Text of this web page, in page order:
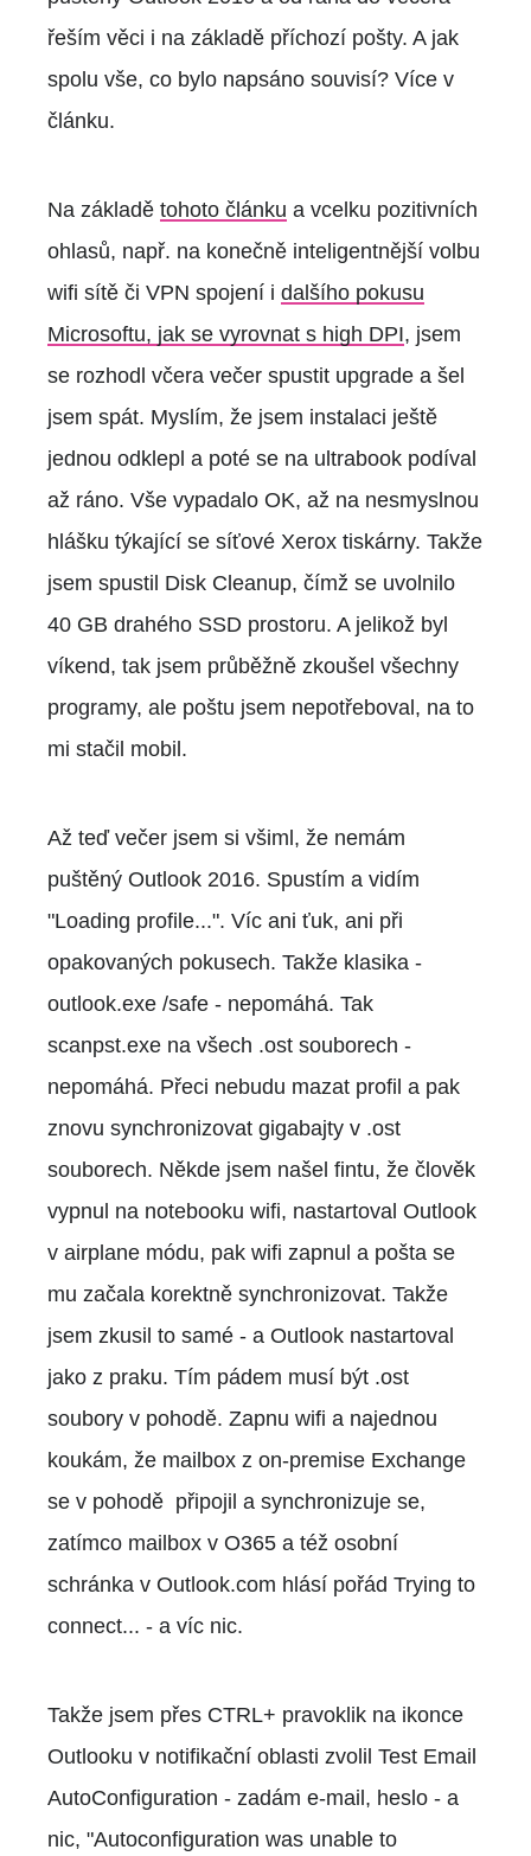
řeším věci i na základě příchozí pošty. A jak
spolu vše, co bylo napsáno souvisí? Více v
článku.
Na základě tohoto článku a vcelku pozitivních
ohlasů, např. na konečně inteligentnější volbu
wifi sítě či VPN spojení i dalšího pokusu
Microsoftu, jak se vyrovnat s high DPI, jsem
se rozhodl včera večer spustit upgrade a šel
jsem spát. Myslím, že jsem instalaci ještě
jednou odklepl a poté se na ultrabook podíval
až ráno. Vše vypadalo OK, až na nesmyslnou
hlášku týkající se síťové Xerox tiskárny. Takže
jsem spustil Disk Cleanup, čímž se uvolnilo
40 GB drahého SSD prostoru. A jelikož byl
víkend, tak jsem průběžně zkoušel všechny
programy, ale poštu jsem nepotřeboval, na to
mi stačil mobil.
Až teď večer jsem si všiml, že nemám
puštěný Outlook 2016. Spustím a vidím
"Loading profile...". Víc ani ťuk, ani při
opakovaných pokusech. Takže klasika -
outlook.exe /safe - nepomáhá. Tak
scanpst.exe na všech .ost souborech -
nepomáhá. Přeci nebudu mazat profil a pak
znovu synchronizovat gigabajty v .ost
souborech. Někde jsem našel fintu, že člověk
vypnul na notebooku wifi, nastartoval Outlook
v airplane módu, pak wifi zapnul a pošta se
mu začala korektně synchronizovat. Takže
jsem zkusil to samé - a Outlook nastartoval
jako z praku. Tím pádem musí být .ost
soubory v pohodě. Zapnu wifi a najednou
koukám, že mailbox z on-premise Exchange
se v pohodě připojil a synchronizuje se,
zatímco mailbox v O365 a též osobní
schránka v Outlook.com hlásí pořád Trying to
connect... - a víc nic.
Takže jsem přes CTRL+ pravoklik na ikonce
Outlooku v notifikační oblasti zvolil Test Email
AutoConfiguration - zadám e-mail, heslo - a
nic, "Autoconfiguration was unable to